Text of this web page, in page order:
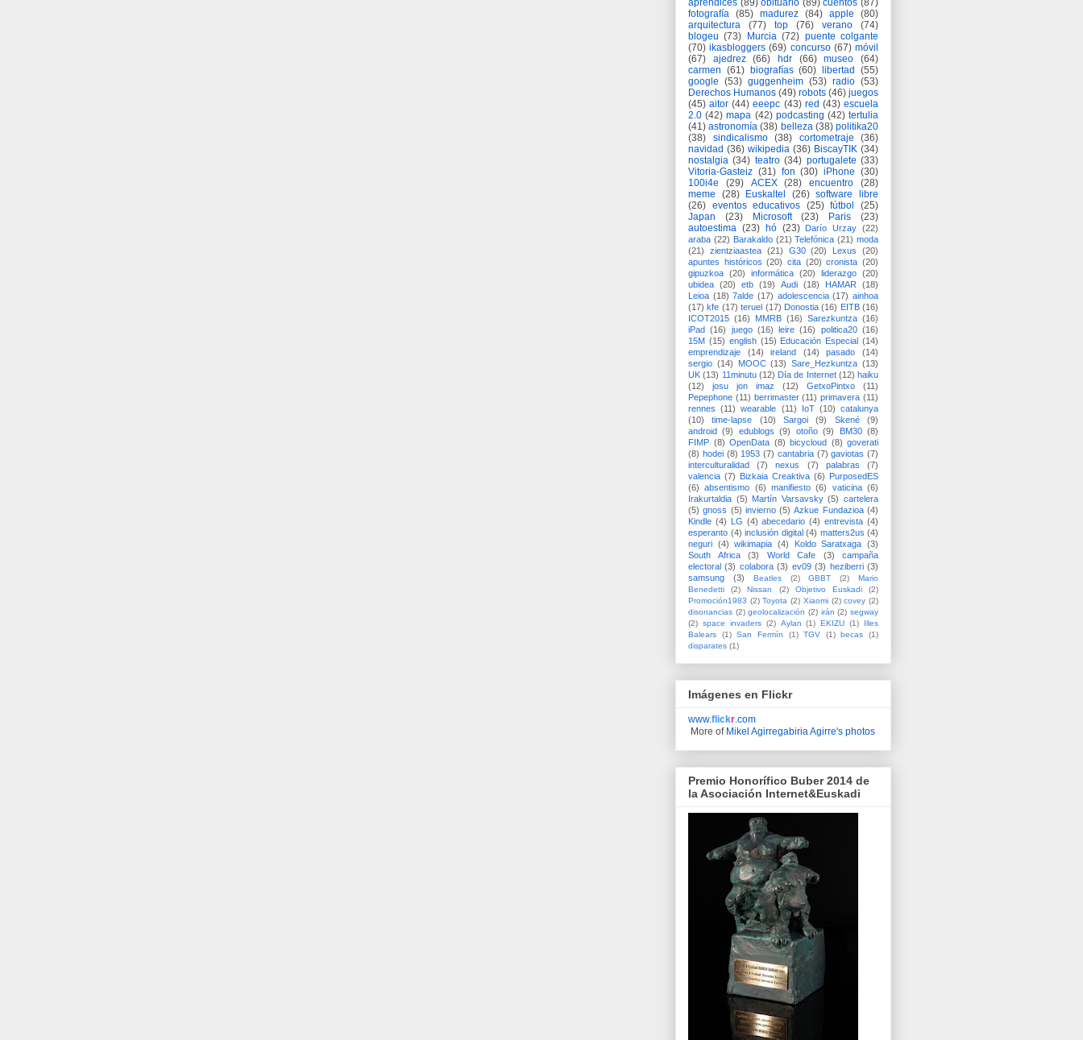
aprendices (89) obituario (89) cuentos (87)
fotografía (85) madurez (84) apple
(80)
arquitectura
(77) top (76) verano
(74)
blogeu (73) Murcia (72) puente colgante
(70) ikasbloggers (69) concurso (67) móvil
(67)
ajedrez (66) hdr (66) museo
(64)
carmen (61) biografías (60) libertad
(55)
google (53) guggenheim (53) radio (53)
Derechos Humanos (49) robots (46) juegos
(45) aitor (44) eeepc (43) red (43) escuela
2.0 (42) mapa (42) podcasting (42) tertulia
(41) astronomía (38) belleza (38) politika20
(38)
sindicalismo (38) cortometraje
(36)
navidad (36) wikipedia (36) BiscayTIK (34)
nostalgia (34) teatro (34) portugalete (33)
Vitoria-Gasteiz (31) fon (30) iPhone (30)
100i4e
(29) ACEX (28) encuentro
(28)
meme
(28) Euskaltel (26) software libre
(26) eventos educativos (25) fútbol
(25)
Japan
(23) Microsoft (23) Paris
(23)
autoestima (23) hó (23) Darío Urzay (22)
araba (22) Barakaldo (21) Telefónica (21) moda
(21)
zientziaastea (21) G30 (20) Lexus
(20)
apuntes históricos (20) cita (20) cronista (20)
gipuzkoa (20) informática (20) liderazgo (20)
ubidea (20) etb (19) Audi (18) HAMAR
(18)
Leioa (18) 7alde (17) adolescencia (17) ainhoa
(17) kfe (17) teruel (17) Donostia (16) EITB (16)
ICOT2015 (16) MMRB (16) Sarezkuntza (16)
iPad (16) juego (16) leire (16) politica20 (16)
15M (15) english (15) Educación Especial (14)
emprendizaje
(14) ireland (14) pasado
(14)
sergio (14) MOOC (13) Sare_Hezkuntza (13)
UK (13) 11minutu (12) Día de Internet (12) haiku
(12)
josu jon imaz (12) GetxoPintxo
(11)
Pepephone (11) berrimaster (11) primavera (11)
rennes (11) wearable (11) IoT (10) catalunya
(10)
time-lapse (10) Sargoi (9) Skené
(9)
android (9) edublogs (9) otoño (9) BM30 (8)
FIMP (8) OpenData (8) bicycloud (8) goverati
(8) hodei (8) 1953 (7) cantabria (7) gaviotas (7)
interculturalidad
(7) nexus (7) palabras
(7)
valencia (7) Bizkaia Creaktiva (6) PurposedES
(6)
absentismo (6) manifiesto (6) vaticina (6)
Irakurtaldia (5) Martín Varsavsky (5) cartelera
(5) gnoss (5) invierno (5) Azkue Fundazioa (4)
Kindle (4) LG (4) abecedario (4) entrevista (4)
esperanto (4) inclusión digital (4) matters2us (4)
neguri (4) wikimapia (4) Koldo Saratxaga (3)
South Africa
(3) World Cafe (3)
campaña
electoral (3) colabora (3) ev09 (3) heziberri (3)
samsung
(3) Beatles (2) GBBT (2)
Mario
Benedetti
(2) Nissan (2) Objetivo Euskadi
(2)
Promoción1983 (2) Toyota (2) Xiaomi (2) covey (2)
disonancias (2) geolocalización (2) irán (2) segway
(2) space invaders (2) Aylan (1) EKIZU (1)
Illes
Balears
(1) San Fermín (1) TGV (1) becas
(1)
disparates (1)
Imágenes en Flickr
www.flickr .com
More of Mikel Agirregabiria Agirre's photos
Premio Honorífico Buber 2014 de
la Asociación Internet&Euskadi